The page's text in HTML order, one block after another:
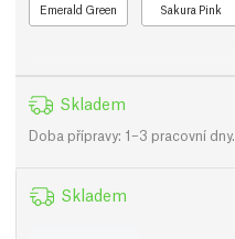
Emerald Green Sakura Pink
Skladem
Doba přípravy: 1–3 pracovní dny.
Skladem